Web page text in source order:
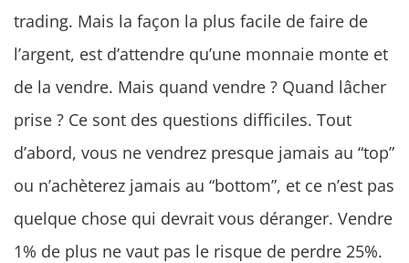
trading. Mais la façon la plus facile de faire de
l’argent, est d’attendre qu’une monnaie monte et
de la vendre. Mais quand vendre ? Quand lâcher
prise ? Ce sont des questions difficiles. Tout
d’abord, vous ne vendrez presque jamais au “top”
ou n’achèterez jamais au “bottom”, et ce n’est pas
quelque chose qui devrait vous déranger. Vendre
1% de plus ne vaut pas le risque de perdre 25%.